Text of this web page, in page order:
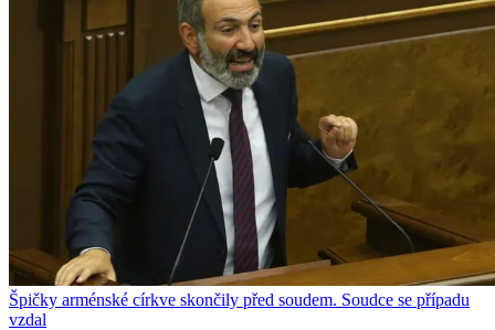
Špičky arménské církve skončily před soudem. Soudce se případu
vzdal